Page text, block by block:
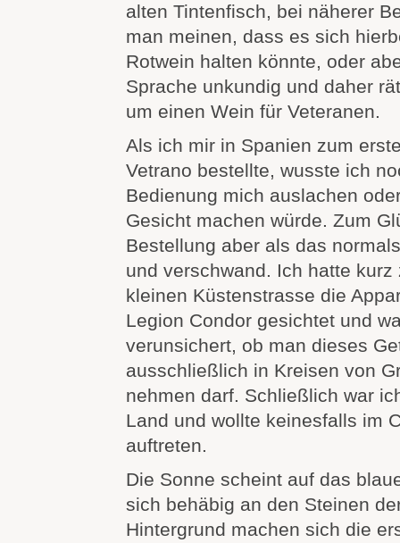
alten Tintenfisch, bei näherer
man meinen, dass es sich
Rotwein halten könnte, oder
Sprache unkundig und daher
um einen Wein für Veteranen.
Als ich mir in Spanien zum
Vetrano bestellte, wusste ich
Bedienung mich auslachen
Gesicht machen würde. Zum
Bestellung aber als das
und verschwand. Ich hatte kurz
kleinen Küstenstrasse die
Legion Condor gesichtet und
verunsichert, ob man dieses
ausschließlich in Kreisen von
nehmen darf. Schließlich war
Land und wollte keinesfalls im
auftreten.
Die Sonne scheint auf das
sich behäbig an den Steinen
Hintergrund machen sich die